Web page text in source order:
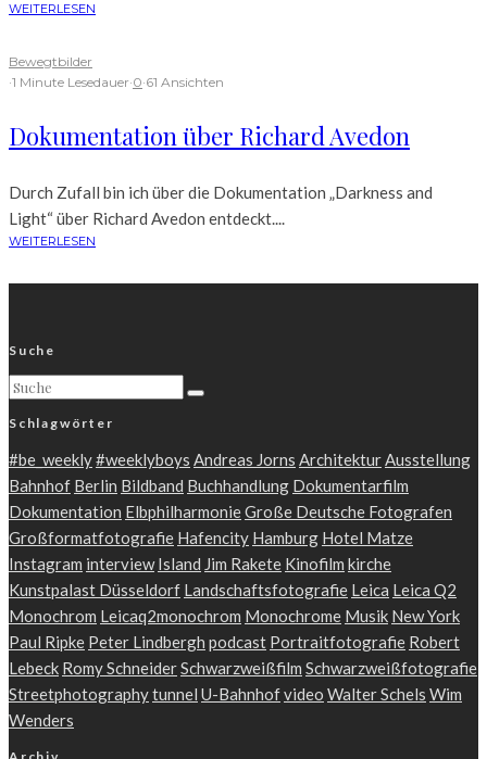
WEITERLESEN
Bewegtbilder
·1 Minute Lesedauer·0·61 Ansichten
Dokumentation über Richard Avedon
Durch Zufall bin ich über die Dokumentation „Darkness and
Light“ über Richard Avedon entdeckt....
WEITERLESEN
Suche
Schlagwörter
#be_weekly#weeklyboys Andreas Jorns ArchitekturAusstellung
Bahnhof Berlin Bildband Buchhandlung Dokumentarfilm
Dokumentation ElbphilharmonieGroße Deutsche Fotografen
Großformatfotografie Hafencity Hamburg Hotel Matze
Instagram interview Island Jim Rakete Kinofilm kirche
Kunstpalast Düsseldorf Landschaftsfotografie Leica Leica Q2
Monochrom Leicaq2monochrom Monochrome Musik New York
Paul Ripke Peter Lindbergh podcast Portraitfotografie Robert
Lebeck Romy SchneiderSchwarzweißfilm Schwarzweißfotografie
Streetphotographytunnel U-Bahnhofvideo Walter Schels Wim
Wenders